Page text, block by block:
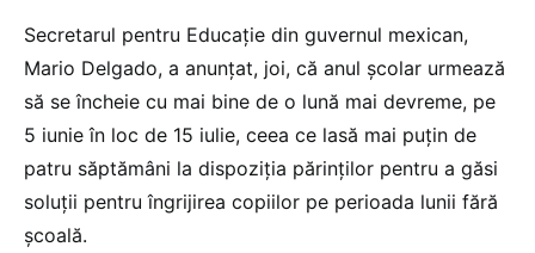
Secretarul pentru Educație din guvernul mexican,
Mario Delgado, a anunțat, joi, că anul școlar urmează
să se încheie cu mai bine de o lună mai devreme, pe
5 iunie în loc de 15 iulie, ceea ce lasă mai puțin de
patru săptămâni la dispoziția părinților pentru a găsi
soluții pentru îngrijirea copiilor pe perioada lunii fără
școală.